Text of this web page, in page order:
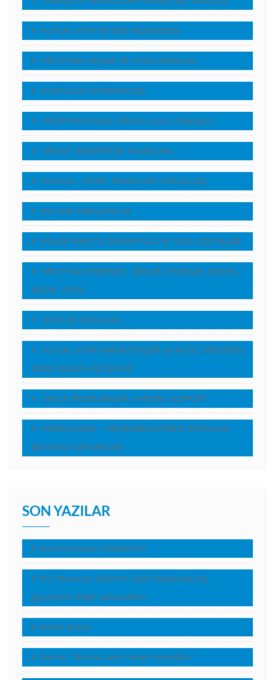
KUTSAL KİTAP (KİTABI MUKADDES)
HRİSTİYAN YAŞAMI VE UYGULAMALARI
KURTULUŞ (SETERYOLOJİ)
HRİSTİYAN İNANCI (Mesih İnancı Teolojisi)
DİNLER, MEZHEPLER, İNANÇLAR…
EKLESİA – KİLİSE, İNANLILAR TOPLULUĞU
EN ÇOK SORULANLAR
KELAM WEB TV, GÖRÜNTÜLÜ VE SESLI DOSYALAR
HRİSTİYAN EDEBİYATI, ŞİİRLER, KİTAPLAR, MEDYA,
BASIN, YAYIN…
SEKÜLER KONULAR…
KUTSAL KITAP KARAKTERLERİ ve KİLİSE TARİHİNİN
ÖNDE GELEN KİŞİLİKLERİ
ÜYELİK PROBLEMLERİ, YARDIM, SUPPORT
DOWNLOADS – İNDİREBİLECEĞİNİZ DOSYALAR,
BASVURU KAYNAKLARI
SON YAZILAR
Nasıl Hristiyan Olabilirim?
Elçi Pavlus’un Elçilerin İşleri kitabında hiç
geçmeyen diğer yolculukları
Sabah Rutini
Tanrım, Tanrım, beni neden terkettin?